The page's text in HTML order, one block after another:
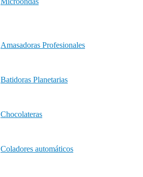
Amasadoras Profesionales
Batidoras Planetarias
Chocolateras
Coladores automáticos